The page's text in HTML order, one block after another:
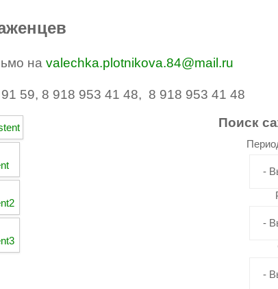
на valechka.plotnikova.84@mail.ru
59, 8 918 953 41 48, 8 918 953 41 48
Поиск